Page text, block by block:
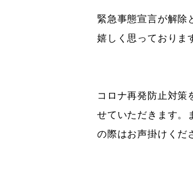
緊急事態宣言が解除
嬉しく思っておりま
コロナ再発防止対策
せていただきます。
の際はお声掛けくだ